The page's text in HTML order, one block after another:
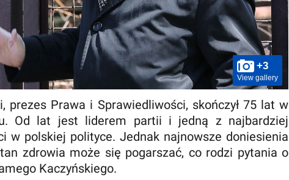
+3
View gallery
prezes Prawa i Sprawiedliwości, skończył 75 lat w
Od lat jest liderem partii i jedną z najbardziej
w polskiej polityce. Jednak najnowsze doniesienia
zdrowia może się pogarszać, co rodzi pytania o
Kaczyńskiego.